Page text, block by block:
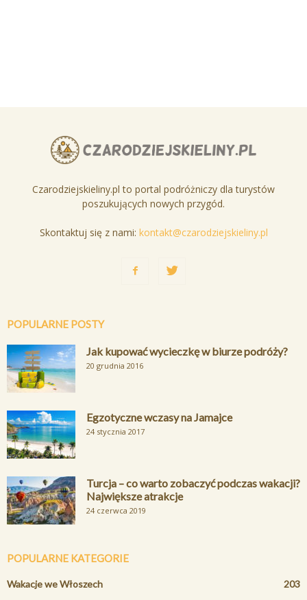
Czarodziejskieliny.pl to portal podróżniczy dla turystów
poszukujących nowych przygód.
Skontaktuj się z nami: kontakt@czarodziejskieliny.pl
POPULARNE POSTY
Jak kupować wycieczkę w biurze podróży?
20 grudnia 2016
Egzotyczne wczasy na Jamajce
24 stycznia 2017
Turcja – co warto zobaczyć podczas wakacji?
Największe atrakcje
24 czerwca 2019
POPULARNE KATEGORIE
Wakacje we Włoszech
203